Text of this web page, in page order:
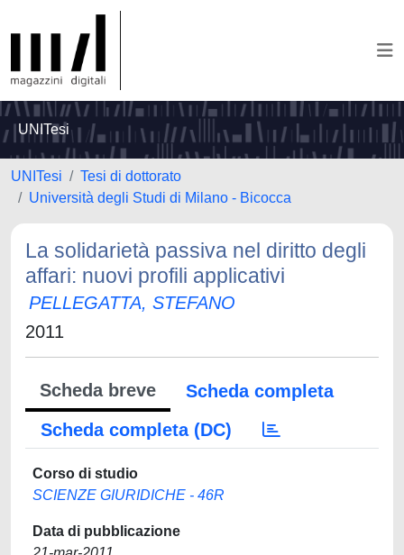
UNITesi
UNITesi
Tesi di dottorato
Università degli Studi di Milano - Bicocca
La solidarietà passiva nel diritto degli
affari: nuovi profili applicativi
PELLEGATTA, STEFANO
2011
Scheda breve
Scheda completa
Scheda completa (DC)
Corso di studio
SCIENZE GIURIDICHE - 46R
Data di pubblicazione